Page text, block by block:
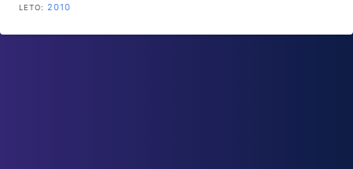
LETO: 2010